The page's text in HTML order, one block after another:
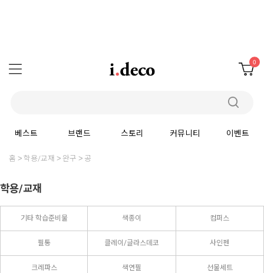
0
베스트 브랜드 스토리 커뮤니티 이벤트
홈 학용/교재 완구 공
학용/교재
기타 학습준비물 색종이 컴퍼스
필통 클레이/글라스데코 사인펜
크레파스 색연필 선물세트